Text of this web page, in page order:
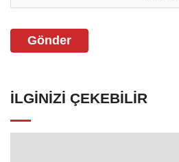
Gönder
İLGINIZI ÇEKEBILIR